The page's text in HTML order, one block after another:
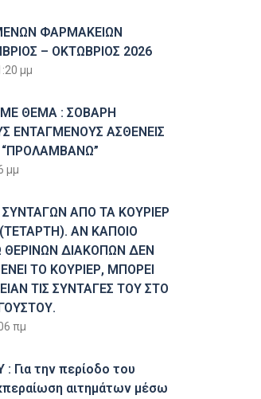
ΦΑΡΜΑΚΕΙΩΝ
– ΟΚΤΩΒΡΙΟΣ 2026
μμ
ΘΕΜΑ : ΣΟΒΑΡΗ
ΕΝΤΑΓΜΕΝΟΥΣ ΑΣΘΕΝΕΙΣ
μμ
ΑΠΟ ΤΑ ΚΟΥΡΙΕΡ
ΑΝ ΚΑΠΟΙΟ
ΔΙΑΚΟΠΩΝ ΔΕΝ
ΤΟ ΚΟΥΡΙΕΡ, ΜΠΟΡΕΙ
ΤΙΣ ΣΥΝΤΑΓΕΣ ΤΟΥ ΣΤΟ
πμ
Για την περίοδο του
αιτημάτων μέσω